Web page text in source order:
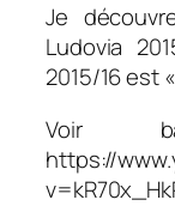
Je
Ludovia
2015/16 est
Voir
https://